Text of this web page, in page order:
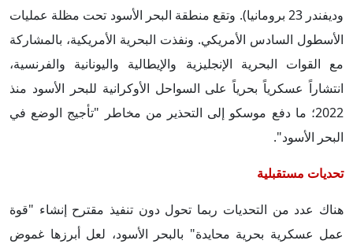
وديفندر 23 برومانيا). وتقع منطقة البحر الأسود تحت مظلة عمليات
الأسطول السادس الأمريكي. ونفذت البحرية الأمريكية، بالمشاركة
مع القوات البحرية الإنجليزية والإيطالية واليونانية والفرنسية،
انتشاراً عسكرياً بحرياً على السواحل الأوكرانية للبحر الأسود منذ
2022؛ ما دفع موسكو إلى التحذير من مخاطر "تأجيج الوضع في
البحر الأسود".
تحديات مستقبلية
هناك عدد من التحديات ربما تحول دون تنفيذ مقترح إنشاء "قوة
عمل عسكرية بحرية محايدة" بالبحر الأسود، لعل أبرزها غموض